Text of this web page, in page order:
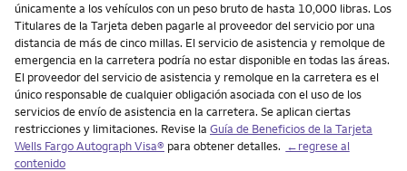
únicamente a los vehículos con un peso bruto de hasta 10,000 libras. Los
Titulares de la Tarjeta deben pagarle al proveedor del servicio por una
distancia de más de cinco millas. El servicio de asistencia y remolque de
emergencia en la carretera podría no estar disponible en todas las áreas.
El proveedor del servicio de asistencia y remolque en la carretera es el
único responsable de cualquier obligación asociada con el uso de los
servicios de envío de asistencia en la carretera. Se aplican ciertas
restricciones y limitaciones. Revise la Guía de Beneficios de la Tarjeta
Wells Fargo Autograph Visa® para obtener detalles. ←regrese al
contenido